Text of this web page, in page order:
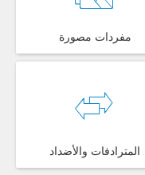
مفردات مصورة
المترادفات والأضداد